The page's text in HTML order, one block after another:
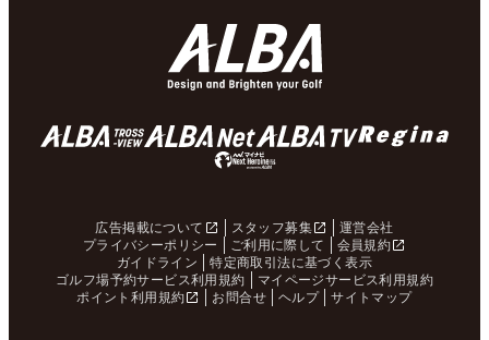
広告掲載について スタッフ募集
運営会社
プライバシーポリシー
ご利用に際して
会員規約
ガイドライン
特定商取引法に基づく表示
ゴルフ場予約サービス利用規約
マイページサービス利用規約
ポイント利用規約
お問合せ ヘルプ サイトマップ